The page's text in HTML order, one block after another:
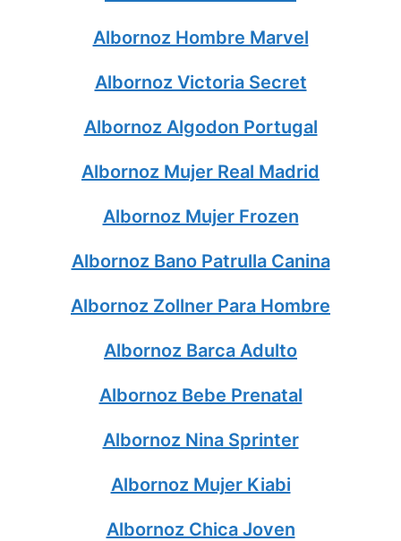
Albornoz Hombre Marvel
Albornoz Victoria Secret
Albornoz Algodon Portugal
Albornoz Mujer Real Madrid
Albornoz Mujer Frozen
Albornoz Bano Patrulla Canina
Albornoz Zollner Para Hombre
Albornoz Barca Adulto
Albornoz Bebe Prenatal
Albornoz Nina Sprinter
Albornoz Mujer Kiabi
Albornoz Chica Joven